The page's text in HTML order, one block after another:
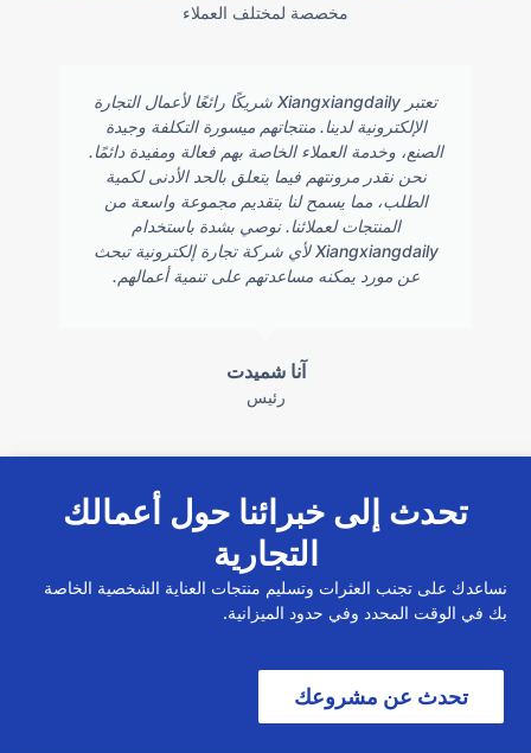
مخصصة لمختلف العملاء
تعتبر Xiangxiangdaily شريكًا رائعًا لأعمال التجارة
الإلكترونية لدينا. منتجاتهم ميسورة التكلفة وجيدة
الصنع، وخدمة العملاء الخاصة بهم فعالة ومفيدة دائمًا.
نحن نقدر مرونتهم فيما يتعلق بالحد الأدنى لكمية
الطلب، مما يسمح لنا بتقديم مجموعة واسعة من
المنتجات لعملائنا. نوصي بشدة باستخدام
Xiangxiangdaily لأي شركة تجارة إلكترونية تبحث
عن مورد يمكنه مساعدتهم على تنمية أعمالهم.
آنا شميدت
رئيس
تحدث إلى خبرائنا حول أعمالك
التجارية
نساعدك على تجنب العثرات وتسليم منتجات العناية الشخصية الخاصة
بك في الوقت المحدد وفي حدود الميزانية.
تحدث عن مشروعك